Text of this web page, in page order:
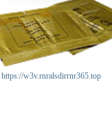
https://w3v.rnralsdirrnr365.top